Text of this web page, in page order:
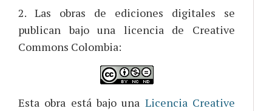
2. Las obras de ediciones digitales se
publican bajo una licencia de Creative
Commons Colombia:
Esta obra está bajo una Licencia Creative